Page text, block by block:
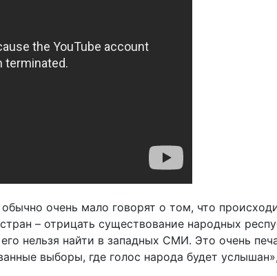
очень мало говорят о том, что
– отрицать существование народных
нельзя найти в западных СМИ. Это очень
выборы, где голос народа будет